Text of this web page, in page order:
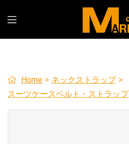
Home > ネックストラップ >
スーツケースベルト・ストラップ